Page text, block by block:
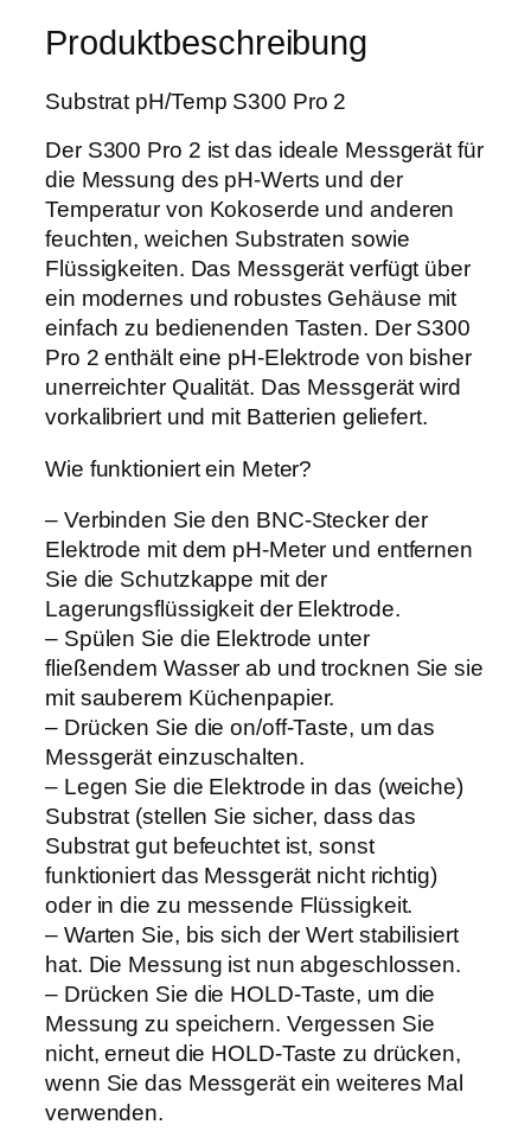
2
4
5
€
€
.
S
b
s
r
a
t
p
H
/
T
e
p
S
3
0
0
P
r
o
2
M
e
t
e
r
M
e
n
g
e
Produktbeschreibung
Substrat pH/Temp S300 Pro 2
Der S300 Pro 2 ist das ideale Messgerät für
die Messung des pH-Werts und der
Temperatur von Kokoserde und anderen
feuchten, weichen Substraten sowie
Flüssigkeiten. Das Messgerät verfügt über
ein modernes und robustes Gehäuse mit
einfach zu bedienenden Tasten. Der S300
Pro 2 enthält eine pH-Elektrode von bisher
unerreichter Qualität. Das Messgerät wird
vorkalibriert und mit Batterien geliefert.
Wie funktioniert ein Meter?
– Verbinden Sie den BNC-Stecker der
Elektrode mit dem pH-Meter und entfernen
Sie die Schutzkappe mit der
Lagerungsflüssigkeit der Elektrode.
– Spülen Sie die Elektrode unter
fließendem Wasser ab und trocknen Sie sie
mit sauberem Küchenpapier.
– Drücken Sie die on/off-Taste, um das
Messgerät einzuschalten.
– Legen Sie die Elektrode in das (weiche)
Substrat (stellen Sie sicher, dass das
Substrat gut befeuchtet ist, sonst
funktioniert das Messgerät nicht richtig)
oder in die zu messende Flüssigkeit.
– Warten Sie, bis sich der Wert stabilisiert
hat. Die Messung ist nun abgeschlossen.
– Drücken Sie die HOLD-Taste, um die
Messung zu speichern. Vergessen Sie
nicht, erneut die HOLD-Taste zu drücken,
wenn Sie das Messgerät ein weiteres Mal
verwenden.